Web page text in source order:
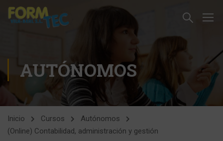
AUTÓNOMOS
Inicio Cursos
Autónomos
(Online) Contabilidad, administración y gestión